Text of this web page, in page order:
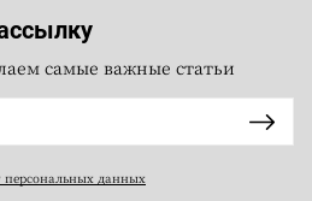
самые важные статьи
персональных данных